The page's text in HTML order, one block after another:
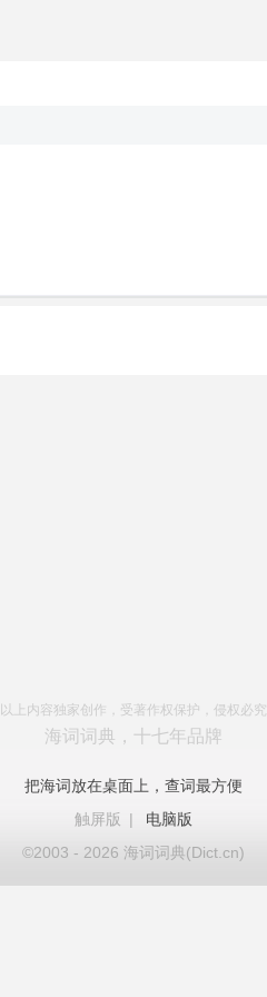
以上内容独家创作，受著作权保护，侵权必究
海词词典，十七年品牌
把海词放在桌面上，查词最方便
触屏版
|
电脑版
©2003 - 2026 海词词典(Dict.cn)